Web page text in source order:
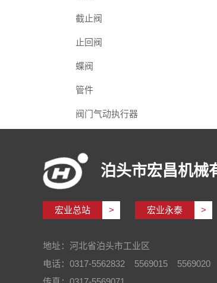
截止阀
止回阀
蝶阀
管件
阀门气动执行器
泊头市宏昌机械
宏业总站 > 宏业永泰 >
地址：河北省泊头市工业区
电话：0317-5562832 5569015 5569020